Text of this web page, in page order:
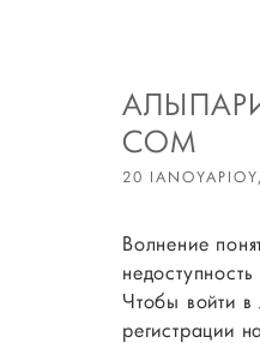
COM
20
Волнение
Чтобы войти
регистрации